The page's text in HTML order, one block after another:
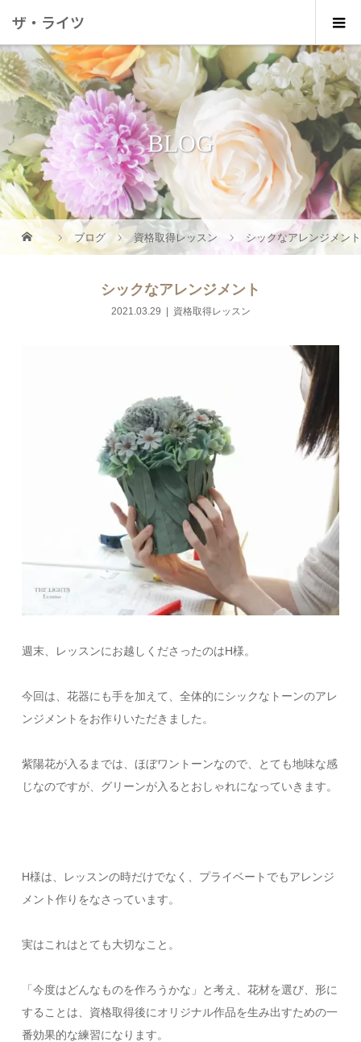
ザ・ライツ
BLOG
ブログ 資格取得レッスン シックなアレンジメント
シックなアレンジメント
2021.03.29 資格取得レッスン
週末、レッスンにお越しくださったのはH様。
今回は、花器にも手を加えて、全体的にシックなトーンのアレ
ンジメントをお作りいただきました。
紫陽花が入るまでは、ほぼワントーンなので、とても地味な感
じなのですが、グリーンが入るとおしゃれになっていきます。
H様は、レッスンの時だけでなく、プライベートでもアレンジ
メント作りをなさっています。
実はこれはとても大切なこと。
「今度はどんなものを作ろうかな」と考え、花材を選び、形に
することは、資格取得後にオリジナル作品を生み出すための一
番効果的な練習になります。